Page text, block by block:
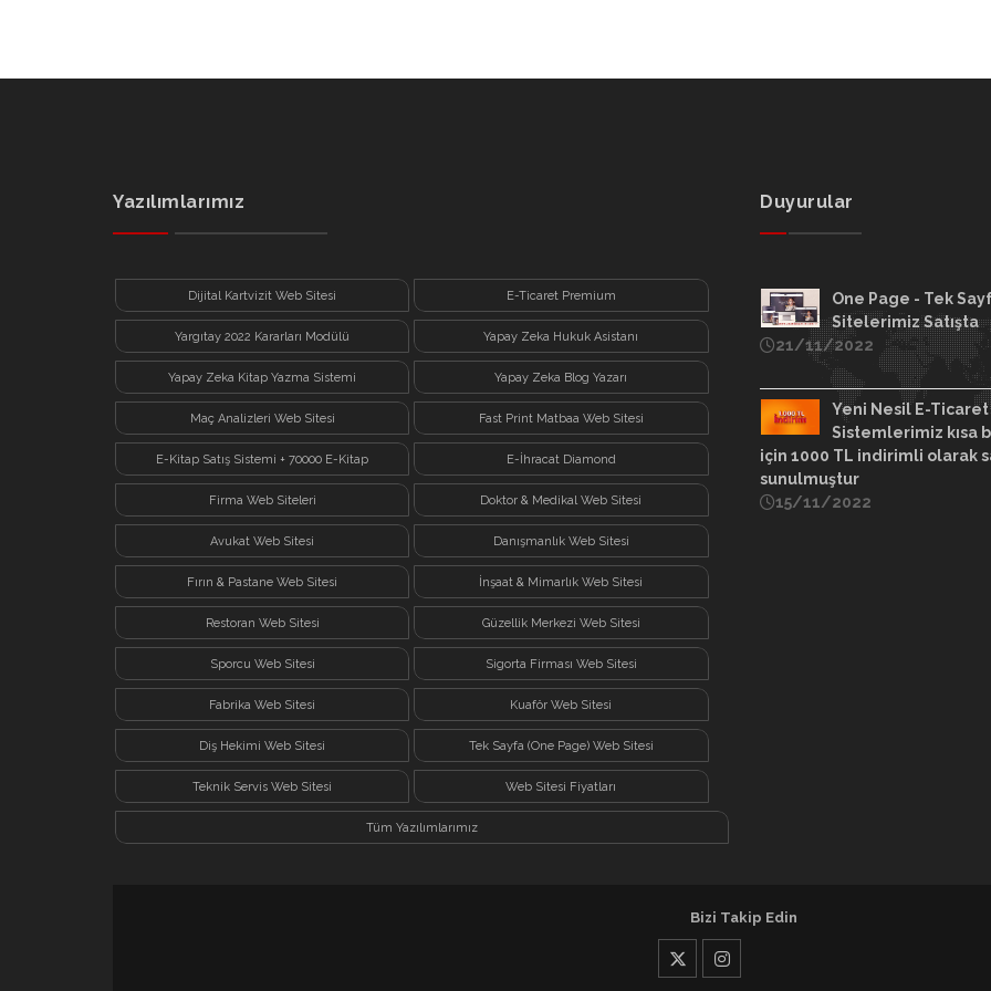
Yazılımlarımız
Dijital Kartvizit Web Sitesi E-Ticaret Premium
Yargıtay 2022 Kararları Modülü Yapay Zeka Hukuk Asistanı
Yapay Zeka Kitap Yazma Sistemi Yapay Zeka Blog Yazarı
Maç Analizleri Web Sitesi Fast Print Matbaa Web Sitesi
E-Kitap Satış Sistemi + 70000 E-Kitap E-İhracat Diamond
Firma Web Siteleri Doktor & Medikal Web Sitesi
Avukat Web Sitesi Danışmanlık Web Sitesi
Fırın & Pastane Web Sitesi İnşaat & Mimarlık Web Sitesi
Restoran Web Sitesi Güzellik Merkezi Web Sitesi
Sporcu Web Sitesi Sigorta Firması Web Sitesi
Fabrika Web Sitesi Kuaför Web Sitesi
Diş Hekimi Web Sitesi Tek Sayfa (One Page) Web Sitesi
Teknik Servis Web Sitesi Web Sitesi Fiyatları
Tüm Yazılımlarımız
Duyurular
One Page - Tek
Sitelerimiz Satışta
21/11/2022
Yeni Nesil E-Ticaret
Sistemlerimiz kısa
için 1000 TL indirimli olarak
sunulmuştur
15/11/2022
Bizi Takip Edin